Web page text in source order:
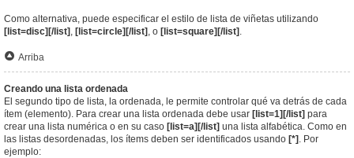
Como alternativa, puede especificar el estilo de lista de viñetas utilizando
[list=disc][/list] [list=circle][/list] , o [list=square][/list]
Arriba
Creando una lista ordenada
El segundo tipo de lista, la ordenada, le permite controlar qué va detrás de cada
ítem (elemento). Para crear una lista ordenada debe usar [list=1][/list] para
crear una lista numérica o en su caso [list=a][/list] una lista alfabética. Como en
las listas desordenadas, los ítems deben ser identificados usando [*] . Por
ejemplo: